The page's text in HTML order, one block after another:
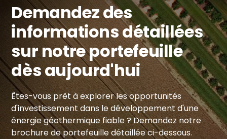
Demandez des
informations détaillées
sur notre portefeuille
dès aujourd'hui
Êtes-vous prêt à explorer les opportunités
d'investissement dans le développement d'une
énergie géothermique fiable ? Demandez notre
brochure de portefeuille détaillée ci-dessous.